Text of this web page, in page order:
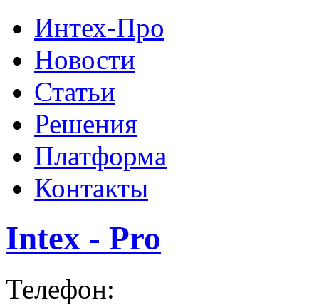
Интех-Про
Новости
Статьи
Решения
Платформа
Контакты
Intex - Pro
Телефон: